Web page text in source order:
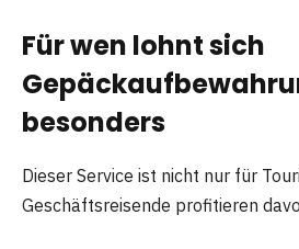
Für wen lohnt sich
besonders
Dieser Service ist nicht nur für
Geschäftsreisende profitieren